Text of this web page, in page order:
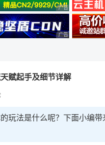
广告 商业广告，理
广告 商业广告，理
赋起手及细节详解
玩法是什么呢？下面小编